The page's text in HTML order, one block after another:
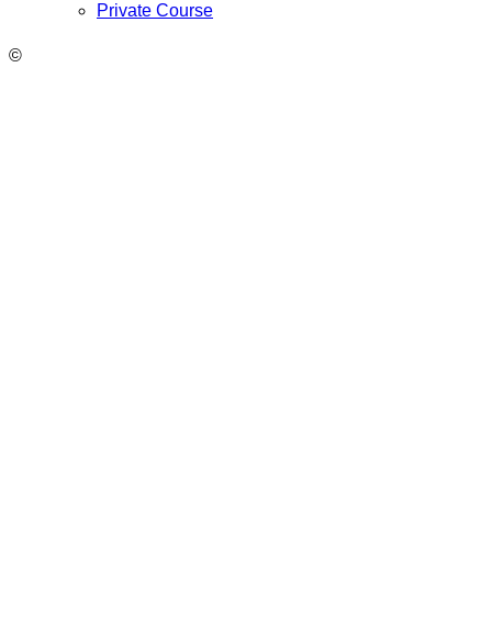
Private Course
©